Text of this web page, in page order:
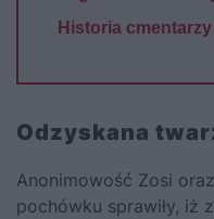
Historia
Odzyskana
Anonimowość Zosi
pochówku sprawiły, iż